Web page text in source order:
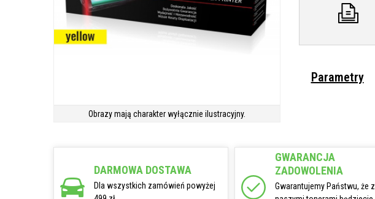
Obrazy mają charakter wyłącznie ilustracyjny.
Parametry
DARMOWA DOSTAWA
Dla wszystkich zamówień powyżej
GWARANCJA
ZADOWOLENIA
Gwarantujemy Państwu, że z